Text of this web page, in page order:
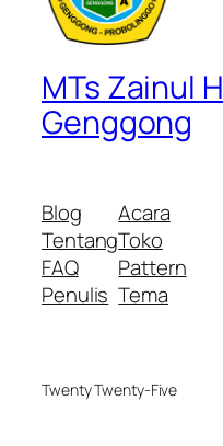
MTs Zainul
Genggong
Blog
Tentang
FAQ
Penulis
Acara
Toko
Pattern
Tema
Twenty Twenty-Five